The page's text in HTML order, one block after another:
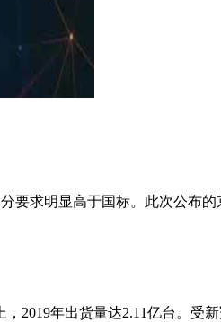
要求明显高于国标。此次公布的
2019年出货量达2.11亿台。受新